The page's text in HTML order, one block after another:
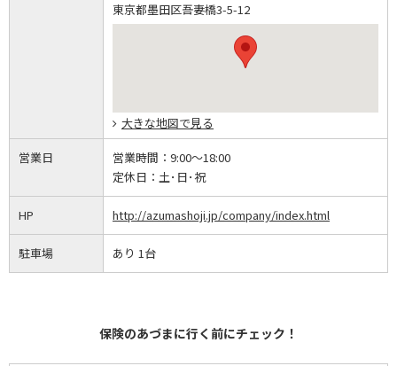
東京都墨田区吾妻橋3-5-12
大きな地図で見る
営業日 営業時間： 9:00～18:00
定休日： 土･日･祝
HP http://azumashoji.jp/company/index.html
駐車場 あり 1台
保険のあづまに行く前にチェック！